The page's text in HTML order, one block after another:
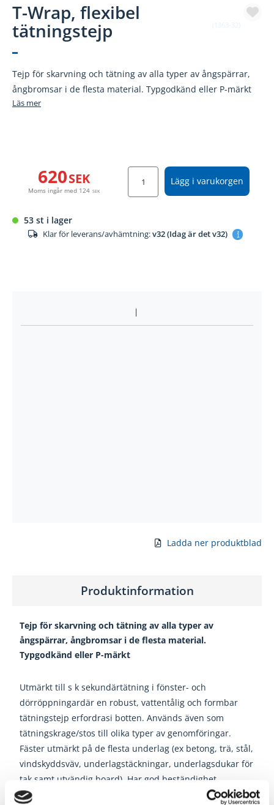
T-Wrap, flexibel
tätningstejp (1363-32)
Tejp för skarvning och tätning av alla typer av ångspärrar,
ångbromsar i de flesta material. Typgodkänd eller P-märkt
Läs mer
Lägg i varukorgen
620SEK
Moms ingår med 124 SEK
53 st i lager
Klar för leverans/avhämtning:v32 (Idag är det v32)
Ladda ner produktblad
Produktinformation
Tejp för skarvning och tätning av alla typer av
ångspärrar, ångbromsar i de flesta material.
Typgodkänd eller P-märkt
Utmärkt till s k sekundärtätning i fönster- och
dörröppningardär en robust, vattentålig och formbar
tätningstejp erfordrasi botten. Används även som
tätningskrage/stos till olika typerav genomföringar.
Fäster utmärkt på de flesta underlag(ex betong, trä, stål,
vindskyddsväv, underlagstäckningar, underlagsdukar för
tak samt utvändig board). Har god beständighet.